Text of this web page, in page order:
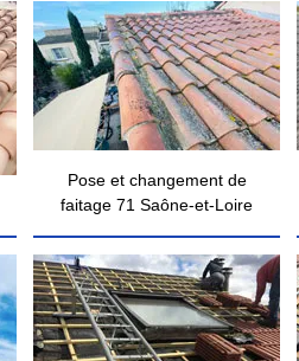
Pose et changement de
faitage 71 Saône-et-Loire